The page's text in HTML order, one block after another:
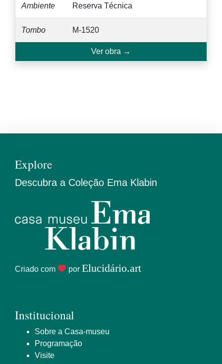
Ambiente Reserva Técnica
Tombo M-1520
Ver obra →
Explore
Descubra a Coleção Ema Klabin
Criado com por Elucidário.art
Institucional
Sobre a Casa-museu
Programação
Visite